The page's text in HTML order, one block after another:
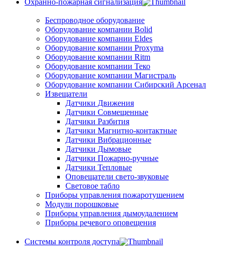
Беспроводное оборудование
Оборудование компании Bolid
Оборудование компании Eldes
Оборудование компании Proxyma
Оборудование компании Ritm
Оборудование компании Теко
Оборудование компании Магистраль
Оборудование компании Сибирский Арсенал
Извещатели
Датчики Движения
Датчики Совмещенные
Датчики Разбития
Датчики Магнитно-контактные
Датчики Вибрационные
Датчики Дымовые
Датчики Пожарно-ручные
Датчики Тепловые
Оповещатели свето-звуковые
Световое табло
Приборы управления пожаротушением
Модули порошковые
Приборы управления дымоудалением
Приборы речевого оповещения
Системы контроля доступа